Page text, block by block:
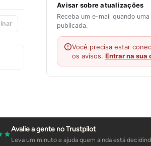
Avisar sobre atualizações
Receba um e-mail quando
publicada.
Você precisa estar
os avisos. Entrar na sua
Avalie a gente no Trustpilot
Leva um minuto e ajuda quem ainda está